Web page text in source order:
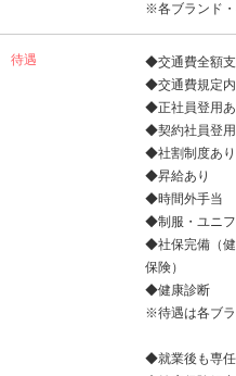
※各ブランド
待遇
◆交通費全額
◆交通費規定
◆正社員登用あ
◆契約社員登用
◆社割制度あり
◆昇給あり
◆時間外手当
◆制服・ユニフ
◆社保完備（健
保険）
◆健康診断
※待遇は各ブラ
◆就業後も専任